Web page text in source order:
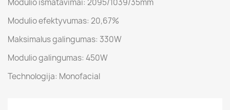
Modulio išmatavimai: 2095/1039/35mm
Modulio efektyvumas: 20,67%
Maksimalus galingumas: 330W
Modulio galingumas: 450W
Technologija: Monofacial